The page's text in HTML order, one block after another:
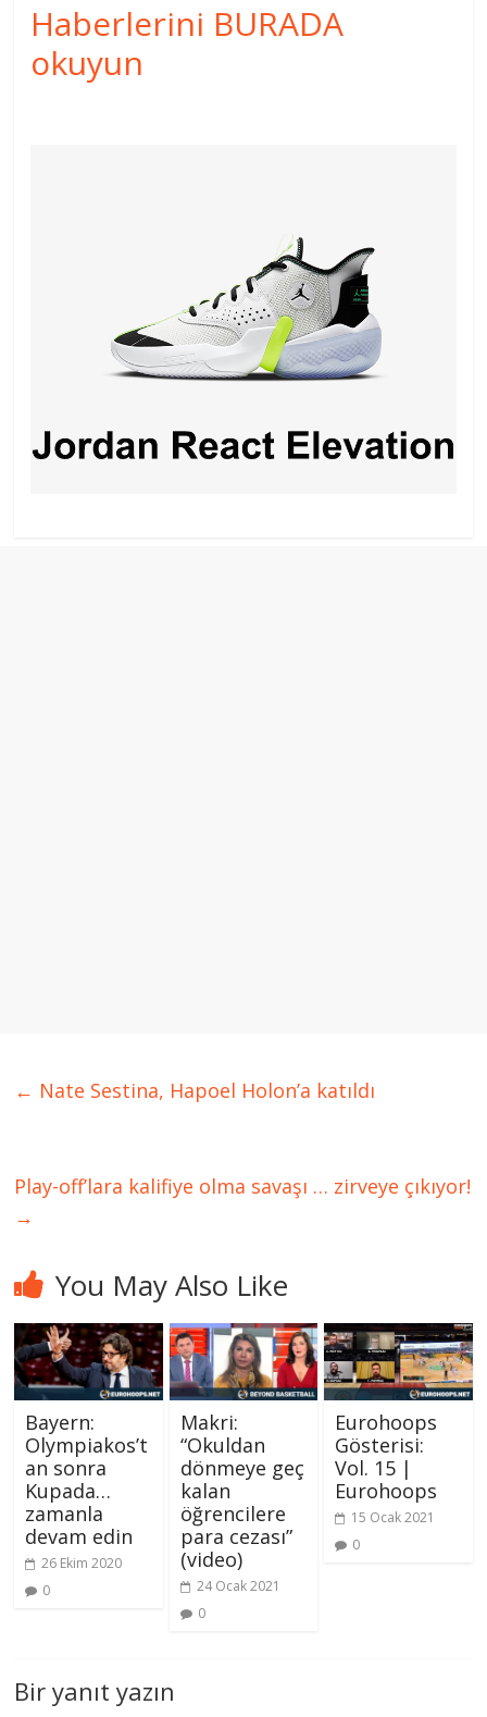
Haberlerini BURADA
okuyun
← Nate Sestina, Hapoel Holon’a katıldı
Play-off’lara kalifiye olma savaşı … zirveye çıkıyor!
→
You May Also Like
Bayern:
Olympiakos’t
an sonra
Kupada…
zamanla
devam edin
26 Ekim 2020
0
Makri:
“Okuldan
dönmeye geç
kalan
öğrencilere
para cezası”
(video)
24 Ocak 2021
0
Eurohoops
Gösterisi:
Vol. 15 |
Eurohoops
15 Ocak 2021
0
Bir yanıt yazın